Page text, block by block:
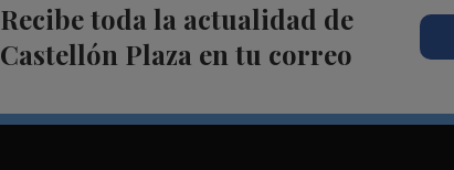
Recibe toda la actualidad de
Castellón Plaza en tu correo